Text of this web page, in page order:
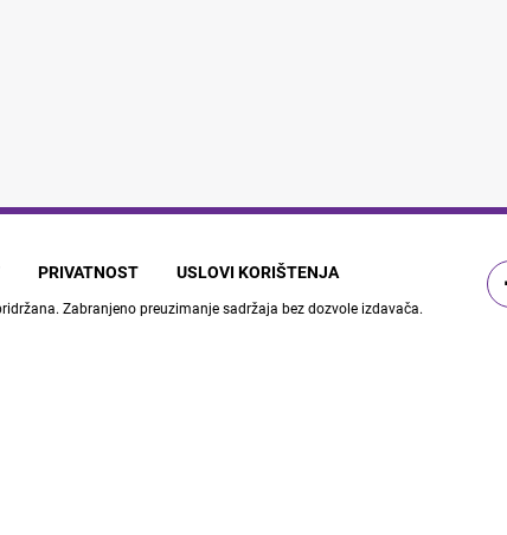
PRIVATNOST USLOVI KORIŠTENJA
Zabranjeno preuzimanje sadržaja bez dozvole izdavača.